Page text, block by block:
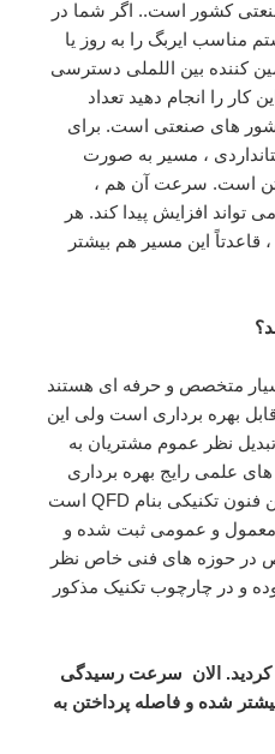
کشور است.. اگر شما در
مناسب ایربگ را به روز یا
کننده بین اللملی دسترسی
کار را انجام دهید تعداد
کشور های صنعتی است. برای
، مسیر به صورت
است. سرعت آن هم ،
افزایش پیدا کند. هر
این مسیر هم بیشتر
متخصص و حرفه ای هستند
بهره برداری است ولی این
نظر عموم مشتریان به
های علمی رایج بهره برداری
می شود.. برای مثال یکی از این فنون تکنیکی بنام QFD است
معمول و عمومی ثبت شده و
در حوزه های فنی خاص نظر
و در چارچوب تکنیک مذکور
الان سرعت رسیدگی
شده و فاصله پرداختن به